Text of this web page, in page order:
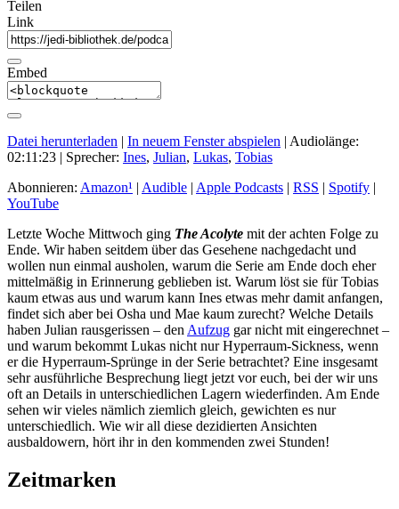
Teilen
Link
Embed
Datei herunterladen | In neuem Fenster abspielen | Audiolänge:
02:11:23 | Sprecher: Ines, Julian, Lukas, Tobias
Abonnieren: Amazon¹ | Audible | Apple Podcasts | RSS | Spotify |
YouTube
Letzte Woche Mittwoch ging The Acolyte mit der achten Folge zu
Ende. Wir haben seitdem über das Gesehene nachgedacht und
wollen nun einmal ausholen, warum die Serie am Ende doch eher
mittelmäßig in Erinnerung geblieben ist. Warum löst sie für Tobias
kaum etwas aus und warum kann Ines etwas mehr damit anfangen,
findet sich aber bei Osha und Mae kaum zurecht? Welche Details
haben Julian rausgerissen – denAufzug gar nicht mit eingerechnet –
und warum bekommt Lukas nicht nur Hyperraum-Sickness, wenn
er die Hyperraum-Sprünge in der Serie betrachtet? Eine insgesamt
sehr ausführliche Besprechung liegt jetzt vor euch, bei der wir uns
oft an Details in unterschiedlichen Lagern wiederfinden. Am Ende
sehen wir vieles nämlich ziemlich gleich, gewichten es nur
unterschiedlich. Wie wir all diese dezidierten Ansichten
ausbaldowern, hört ihr in den kommenden zwei Stunden!
Zeitmarken